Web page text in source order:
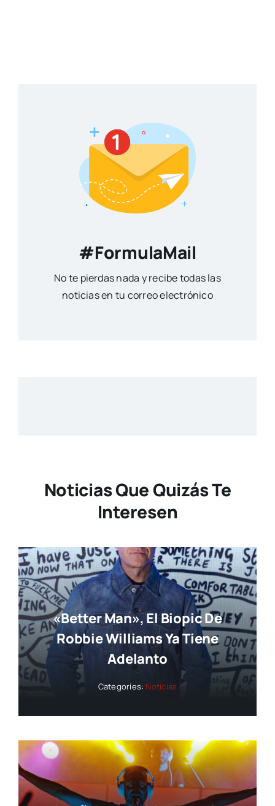
#FormulaMail
No te pierdas nada y recibe todas las
noticias en tu correo electrónico
Noticias Que Quizás Te
Interesen
«Better Man», El Biopic De
Robbie Williams Ya Tiene
Adelanto
Categories: Noticias